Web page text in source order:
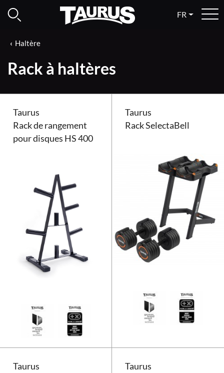
FR
Haltère
Rack à haltères
Taurus
Rack de rangement
pour disques HS 400
Rack de rangement pour
Taurus
Rack SelectaBell
Taurus
Taurus